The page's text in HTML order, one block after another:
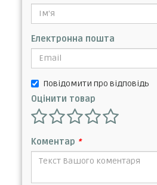
Електронна пошта
Повідомити про відповідь
Оцінити товар
Коментар *